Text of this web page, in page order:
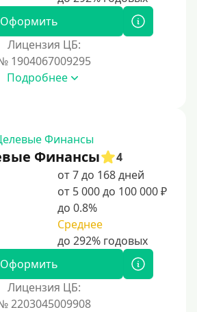
Оформить
Лицензия ЦБ:
1904067009295
Подробнее
Финансы
4
от 7 до 168 дней
от 5 000 до 100 000 ₽
до 0.8%
Среднее
Оформить
Лицензия ЦБ:
2203045009908